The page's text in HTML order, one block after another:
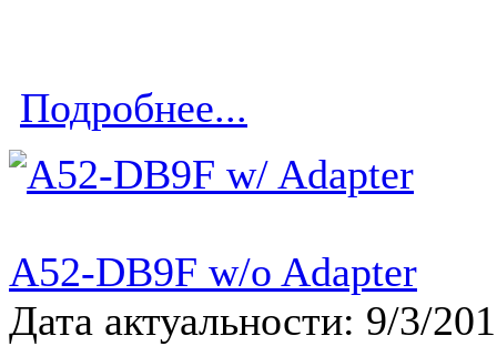
Подробнее...
A52-DB9F w/o Adapter
Дата актуальности: 9/3/